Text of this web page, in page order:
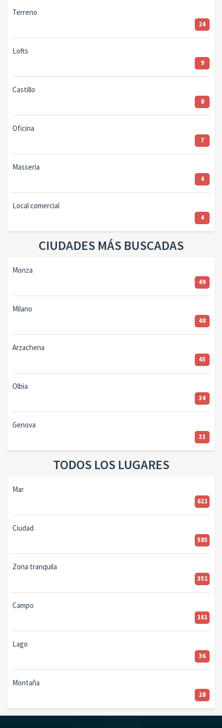
Terreno
24
Lofts
9
Castillo
8
Oficina
7
Masseria
4
Local comercial
4
CIUDADES MÁS BUSCADAS
Monza
49
Milano
48
Arzachena
45
Olbia
34
Genova
31
TODOS LOS LUGARES
Mar
621
Ciudad
585
Zona tranquila
352
Campo
161
Lago
36
Montaña
28